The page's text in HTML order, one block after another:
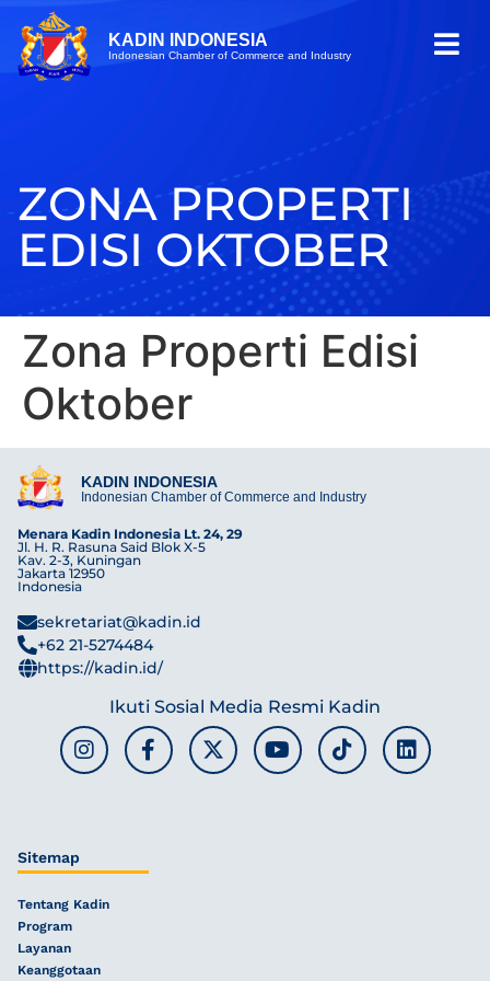
KADIN INDONESIA
Indonesian Chamber of Commerce and Industry
ZONA PROPERTI
EDISI OKTOBER
Zona Properti Edisi
Oktober
KADIN INDONESIA
Indonesian Chamber of Commerce and Industry
Menara Kadin Indonesia Lt. 24, 29
Jl. H. R. Rasuna Said Blok X-5
Kav. 2-3, Kuningan
Jakarta 12950
Indonesia
sekretariat@kadin.id
+62 21-5274484
https://kadin.id/
Ikuti Sosial Media Resmi Kadin
Sitemap
Tentang Kadin
Program
Layanan
Keanggotaan